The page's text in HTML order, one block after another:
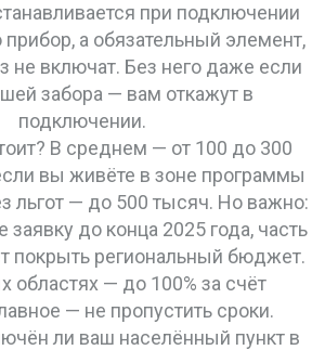
при подключении
прибор, а обязательный элемент,
не включат. Без него даже если
забора — вам откажут в
подключении.
В среднем — от 100 до 300
вы живёте в зоне программы
льгот — до 500 тысяч. Но важно:
заявку до конца 2025 года, часть
покрыть региональный бюджет.
областях — до 100% за счёт
— не пропустить сроки.
ли ваш населённый пункт в